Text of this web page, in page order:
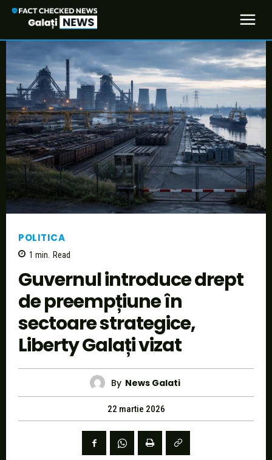
POLITICA
1 min. Read
Guvernul introduce drept
de preempțiune în
sectoare strategice,
Liberty Galați vizat
By News Galati
22 martie 2026